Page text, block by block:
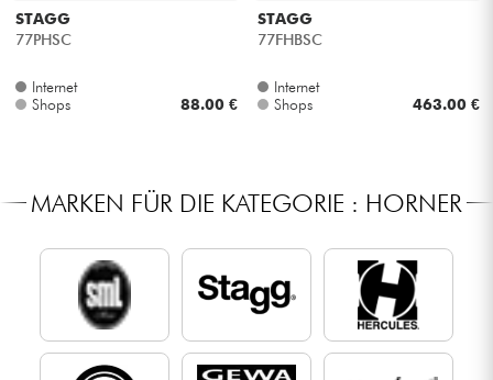
STAGG
77PHSC
Internet
Shops
88.00 €
STAGG
77FHBSC
Internet
Shops
463.00 €
MARKEN FÜR DIE KATEGORIE : HORNER